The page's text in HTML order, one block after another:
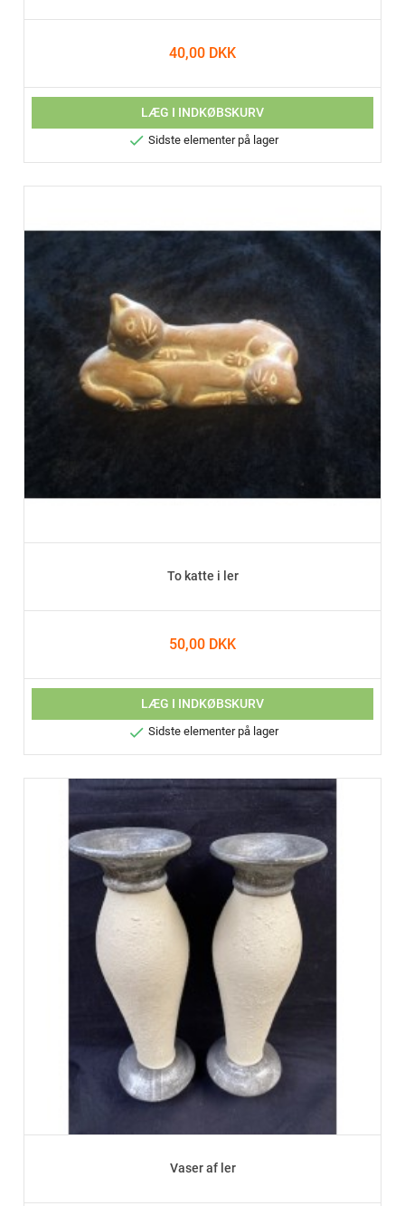
40,00 DKK
LÆG I INDKØBSKURV
 Sidste elementer på lager
To katte i ler
50,00 DKK
LÆG I INDKØBSKURV
 Sidste elementer på lager
Vaser af ler